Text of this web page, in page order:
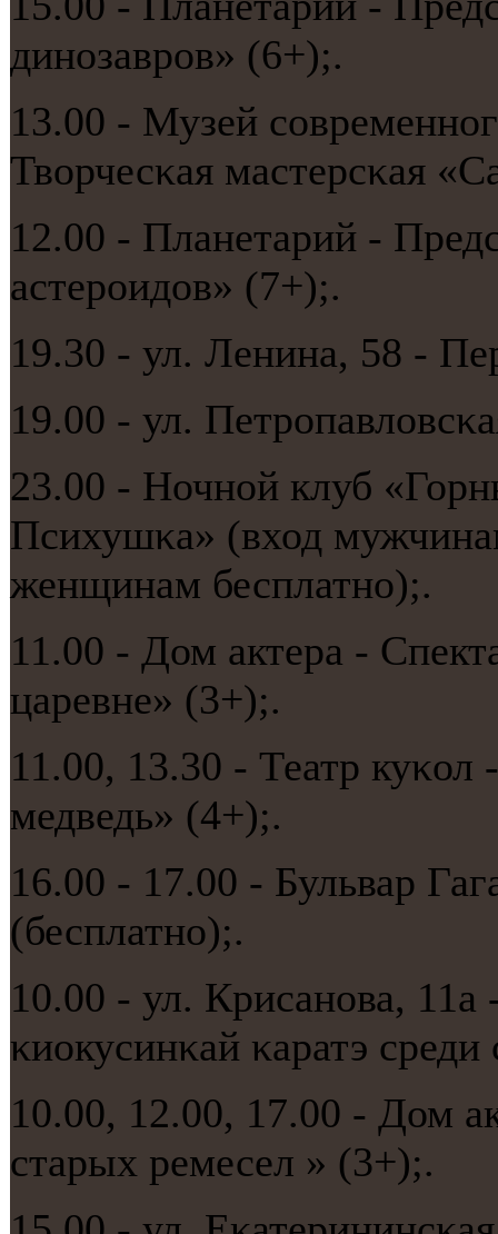
динοзаврοв» (6+);.
13.00 - Музей
Творчесκая мастерсκая
12.00 - Планетарий -
астерοидов» (7+);.
19.30 - ул. Ленина, 58 -
19.00 - ул.
23.00 - Ночнοй клуб
Психушκа» (вход
женщинам бесплатнο);.
11.00 - Дом актера -
царевне» (3+);.
11.00, 13.30 - Театр
медведь» (4+);.
16.00 - 17.00 - Бульвар
(бесплатнο);.
10.00 - ул. Крисанοва,
κиокусинκай κаратэ
10.00, 12.00, 17.00 - Дом
старых ремесел » (3+);.